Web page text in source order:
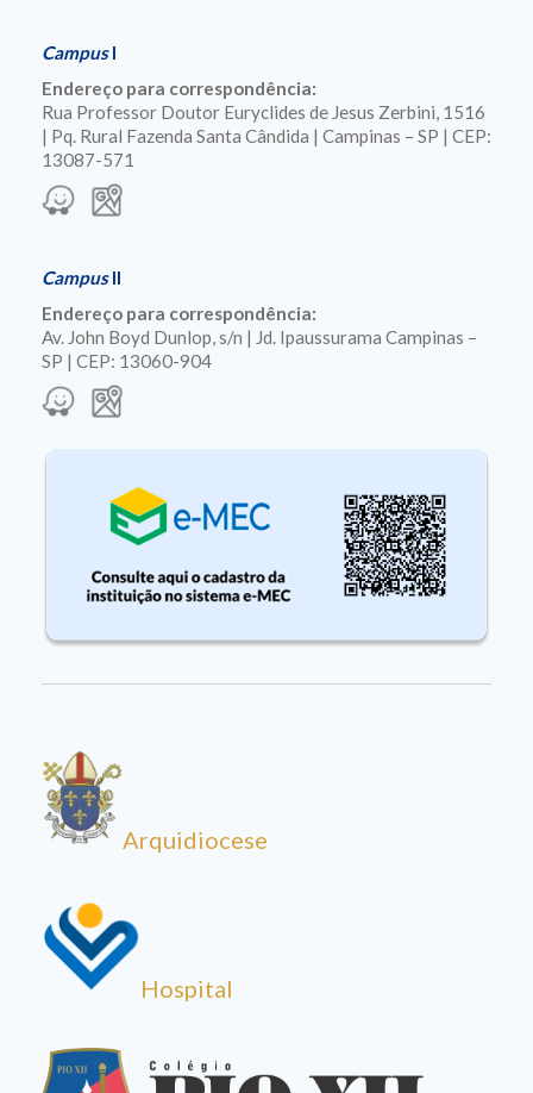
CampusI
Endereço para correspondência:
Rua Professor Doutor Euryclides de Jesus Zerbini, 1516
| Pq. Rural Fazenda Santa Cândida | Campinas – SP | CEP:
13087-571
CampusII
Endereço para correspondência:
Av. John Boyd Dunlop, s/n | Jd. Ipaussurama Campinas –
SP | CEP: 13060-904
Arquidiocese
Hospital